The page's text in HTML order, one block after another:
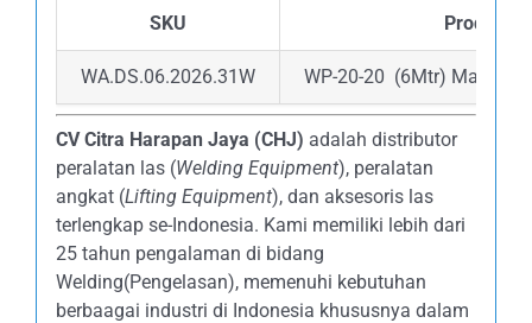
SKU Product
WA.DS.06.2026.31W WP-20-20 (6Mtr) Male
CV Citra Harapan Jaya (CHJ) adalah distributor
peralatan las (Welding Equipment), peralatan
angkat (Lifting Equipment), dan aksesoris las
terlengkap se-Indonesia. Kami memiliki lebih dari
25 tahun pengalaman di bidang
Welding(Pengelasan), memenuhi kebutuhan
berbaagai industri di Indonesia khususnya dalam